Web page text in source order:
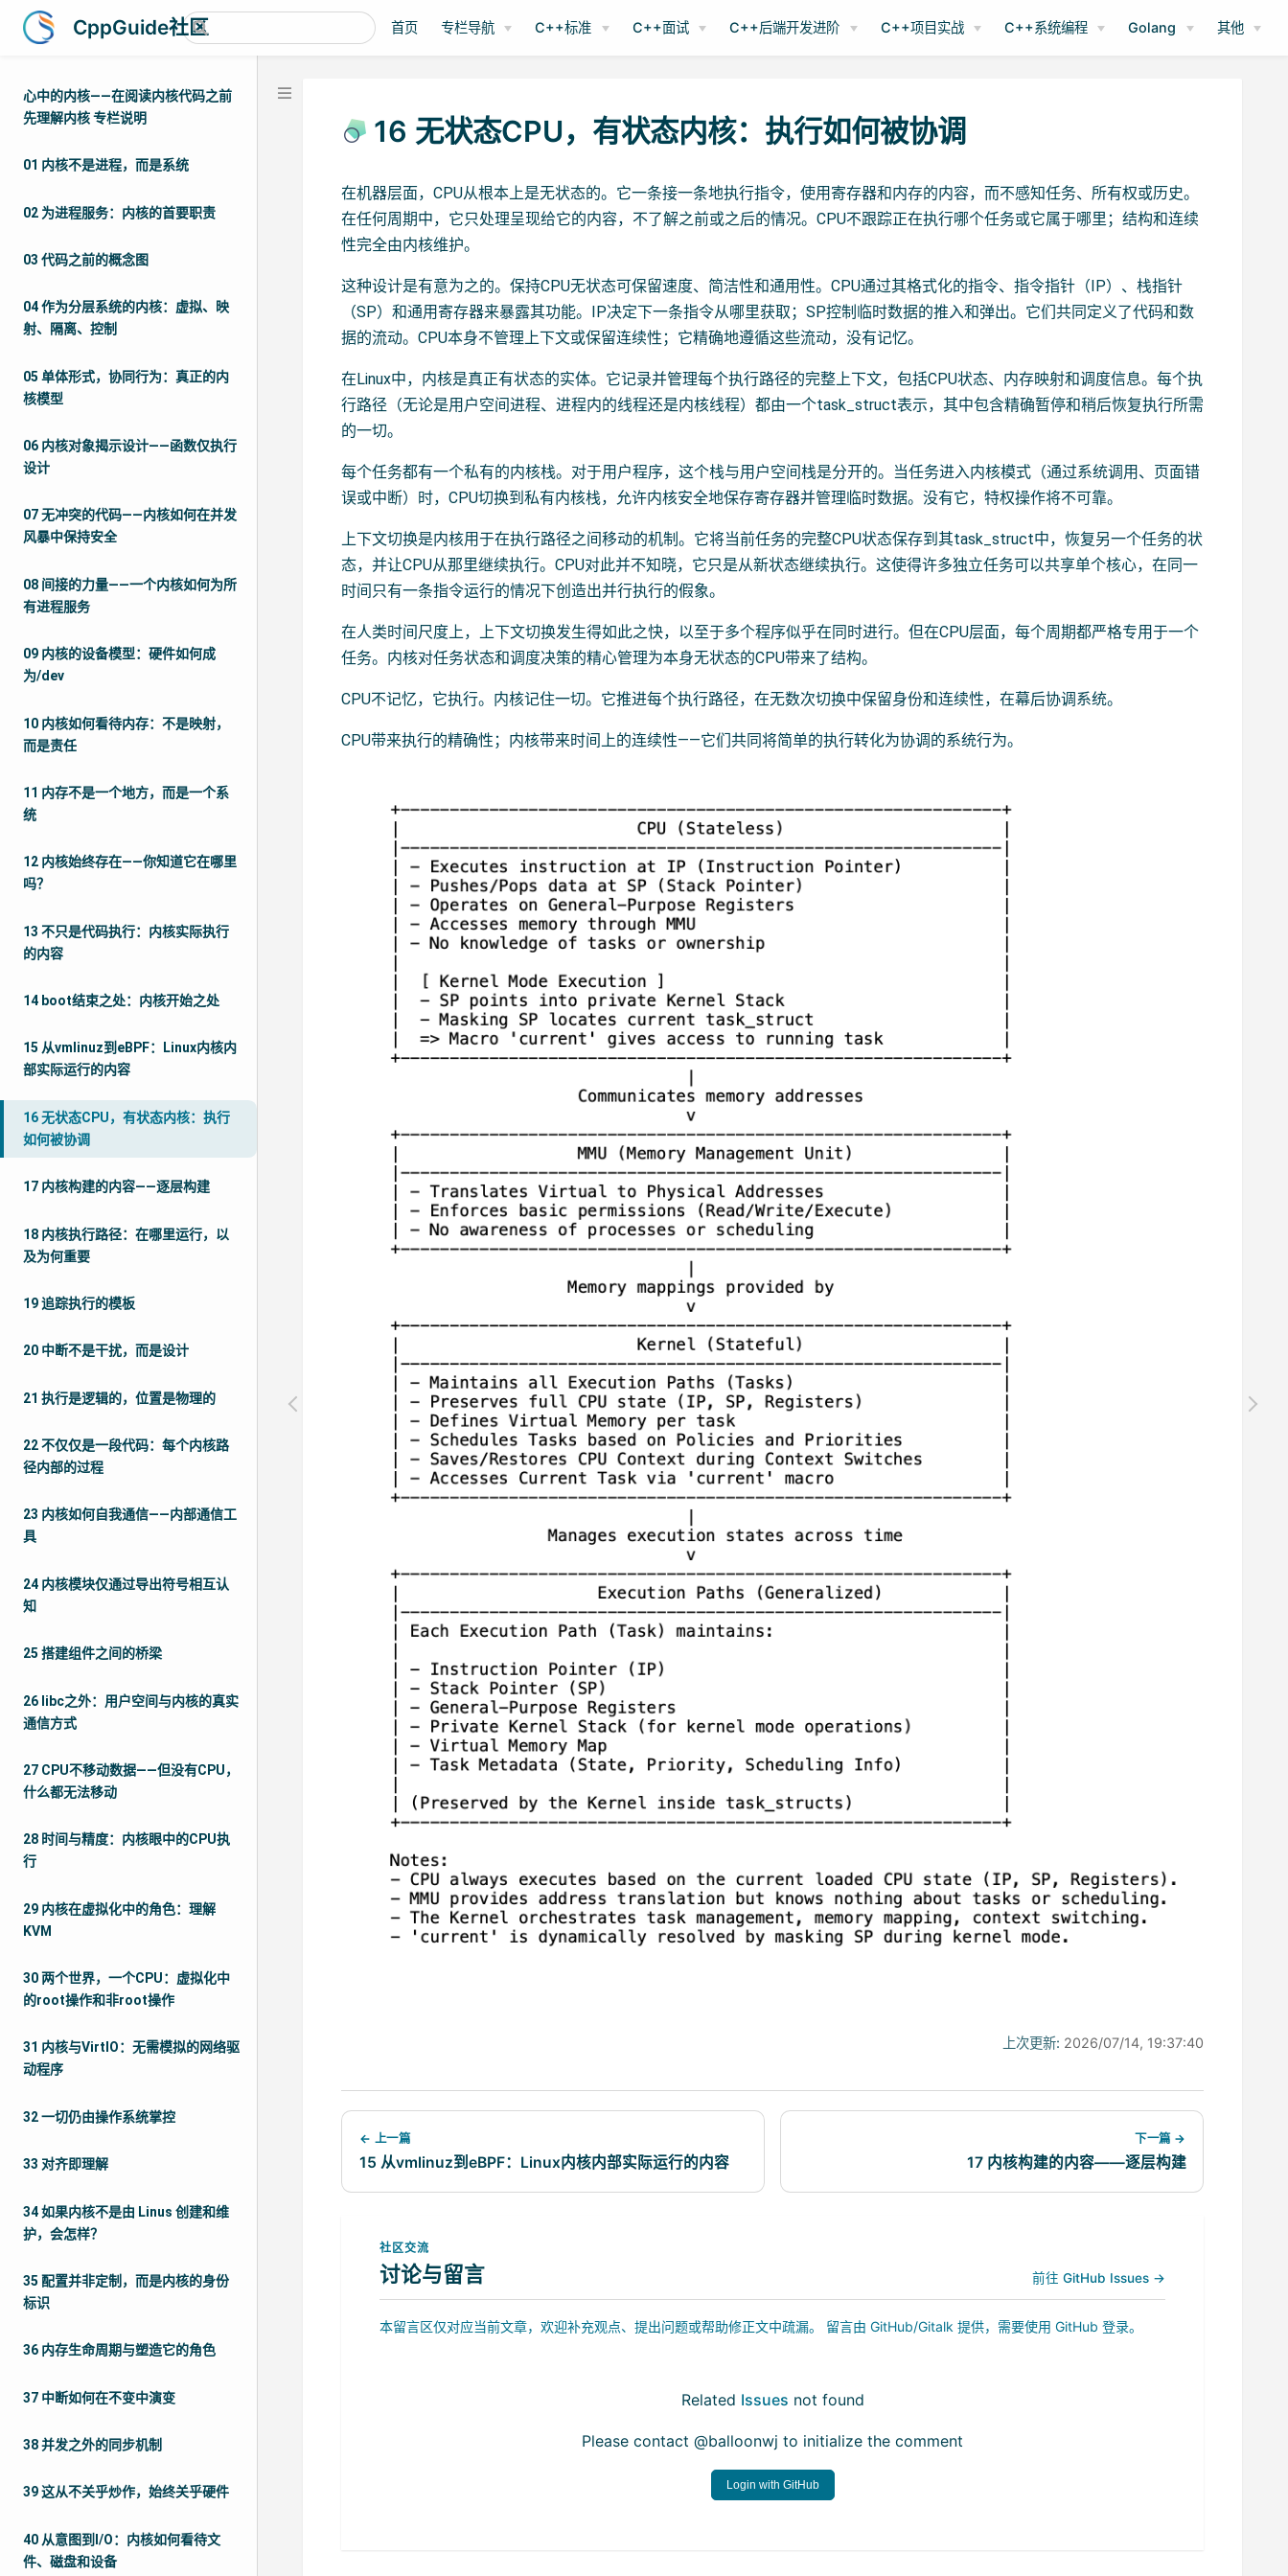
CppGuide社区 首页 专栏导航 C++标准 C++面试 C++后端开发进阶 C++项目实战 C++系统编程 Golang 其他
心中的内核——在阅读内核代码之前
先理解内核 专栏说明
01 内核不是进程，而是系统
02 为进程服务：内核的首要职责
03 代码之前的概念图
04 作为分层系统的内核：虚拟、映
射、隔离、控制
05 单体形式，协同行为：真正的内
核模型
06 内核对象揭示设计——函数仅执行
设计
07 无冲突的代码——内核如何在并发
风暴中保持安全
08 间接的力量——一个内核如何为所
有进程服务
09 内核的设备模型：硬件如何成
为/dev
10 内核如何看待内存：不是映射，
而是责任
11 内存不是一个地方，而是一个系
统
12 内核始终存在——你知道它在哪里
吗？
13 不只是代码执行：内核实际执行
的内容
14 boot结束之处：内核开始之处
15 从vmlinuz到eBPF：Linux内核内
部实际运行的内容
16 无状态CPU，有状态内核：执行
如何被协调
17 内核构建的内容——逐层构建
18 内核执行路径：在哪里运行，以
及为何重要
19 追踪执行的模板
20 中断不是干扰，而是设计
21 执行是逻辑的，位置是物理的
22 不仅仅是一段代码：每个内核路
径内部的过程
23 内核如何自我通信——内部通信工
具
24 内核模块仅通过导出符号相互认
知
25 搭建组件之间的桥梁
26 libc之外：用户空间与内核的真实
通信方式
27 CPU不移动数据——但没有CPU，
什么都无法移动
28 时间与精度：内核眼中的CPU执
行
29 内核在虚拟化中的角色：理解
KVM
30 两个世界，一个CPU：虚拟化中
的root操作和非root操作
31 内核与VirtIO：无需模拟的网络驱
动程序
32 一切仍由操作系统掌控
33 对齐即理解
34 如果内核不是由 Linus 创建和维
护，会怎样？
35 配置并非定制，而是内核的身份
标识
36 内存生命周期与塑造它的角色
37 中断如何在不变中演变
38 并发之外的同步机制
39 这从不关乎炒作，始终关乎硬件
40 从意图到I/O：内核如何看待文
件、磁盘和设备
16 无状态CPU，有状态内核：执行如何被协调
在机器层面，CPU从根本上是无状态的。它一条接一条地执行指令，使用寄存器和内存的内容，而不感知任务、所有权或历史。
在任何周期中，它只处理呈现给它的内容，不了解之前或之后的情况。CPU不跟踪正在执行哪个任务或它属于哪里；结构和连续
性完全由内核维护。
这种设计是有意为之的。保持CPU无状态可保留速度、简洁性和通用性。CPU通过其格式化的指令、指令指针（IP）、栈指针
（SP）和通用寄存器来暴露其功能。IP决定下一条指令从哪里获取；SP控制临时数据的推入和弹出。它们共同定义了代码和数
据的流动。CPU本身不管理上下文或保留连续性；它精确地遵循这些流动，没有记忆。
在Linux中，内核是真正有状态的实体。它记录并管理每个执行路径的完整上下文，包括CPU状态、内存映射和调度信息。每个执
行路径（无论是用户空间进程、进程内的线程还是内核线程）都由一个task_struct表示，其中包含精确暂停和稍后恢复执行所需
的一切。
每个任务都有一个私有的内核栈。对于用户程序，这个栈与用户空间栈是分开的。当任务进入内核模式（通过系统调用、页面错
误或中断）时，CPU切换到私有内核栈，允许内核安全地保存寄存器并管理临时数据。没有它，特权操作将不可靠。
上下文切换是内核用于在执行路径之间移动的机制。它将当前任务的完整CPU状态保存到其task_struct中，恢复另一个任务的状
态，并让CPU从那里继续执行。CPU对此并不知晓，它只是从新状态继续执行。这使得许多独立任务可以共享单个核心，在同一
时间只有一条指令运行的情况下创造出并行执行的假象。
在人类时间尺度上，上下文切换发生得如此之快，以至于多个程序似乎在同时进行。但在CPU层面，每个周期都严格专用于一个
任务。内核对任务状态和调度决策的精心管理为本身无状态的CPU带来了结构。
CPU不记忆，它执行。内核记住一切。它推进每个执行路径，在无数次切换中保留身份和连续性，在幕后协调系统。
CPU带来执行的精确性；内核带来时间上的连续性——它们共同将简单的执行转化为协调的系统行为。
上次更新: 2026/07/14, 19:37:40
← 上一篇
15 从vmlinuz到eBPF：Linux内核内部实际运行的内容
下一篇 →
17 内核构建的内容——逐层构建
社区交流
讨论与留言 前往 GitHub Issues →
本留言区仅对应当前文章，欢迎补充观点、提出问题或帮助修正文中疏漏。 留言由 GitHub/Gitalk 提供，需要使用 GitHub 登录。
Related Issues not found
Please contact @balloonwj to initialize the comment
Login with GitHub